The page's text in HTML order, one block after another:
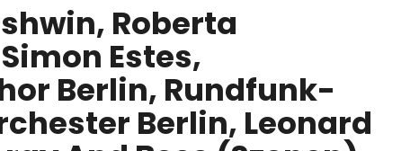
Roberta
Estes,
Berlin, Rundfunk-
Berlin, Leonard